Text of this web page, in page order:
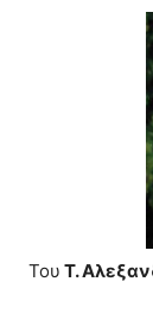
you
Του Τ.